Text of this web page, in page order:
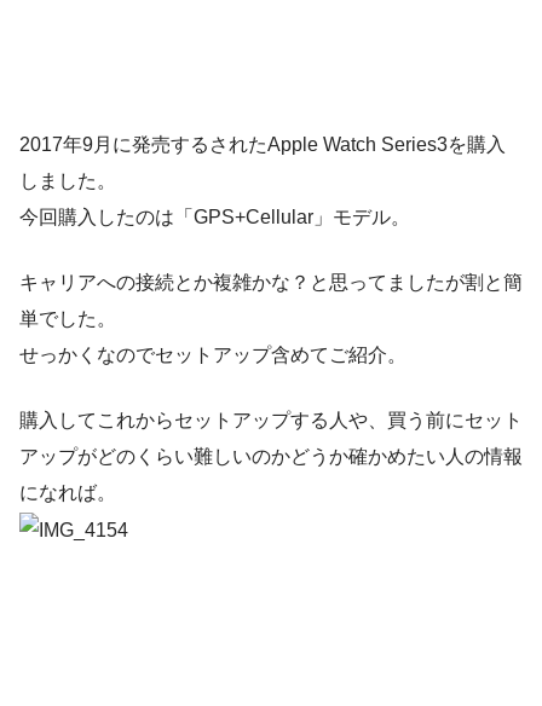
2017年9月に発売するされたApple Watch Series3を購入
しました。
今回購入したのは「GPS+Cellular」モデル。
キャリアへの接続とか複雑かな？と思ってましたが割と簡
単でした。
せっかくなのでセットアップ含めてご紹介。
購入してこれからセットアップする人や、買う前にセット
アップがどのくらい難しいのかどうか確かめたい人の情報
になれば。